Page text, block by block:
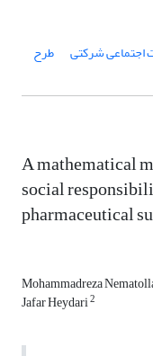
اجتماعی شرکتی طرح
A mathematical
social
pharmaceutical
Mohammadreza
Jafar Heydari2